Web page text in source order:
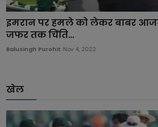
इमरान पर हमले को लेकर बाबर
जफर तक चिंति...
Balusingh Purohit Nov 4, 2022
खेल